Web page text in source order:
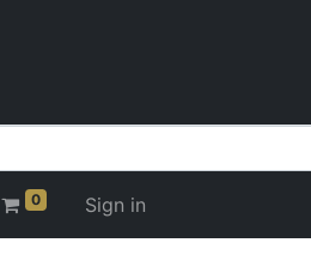
0 Sign in